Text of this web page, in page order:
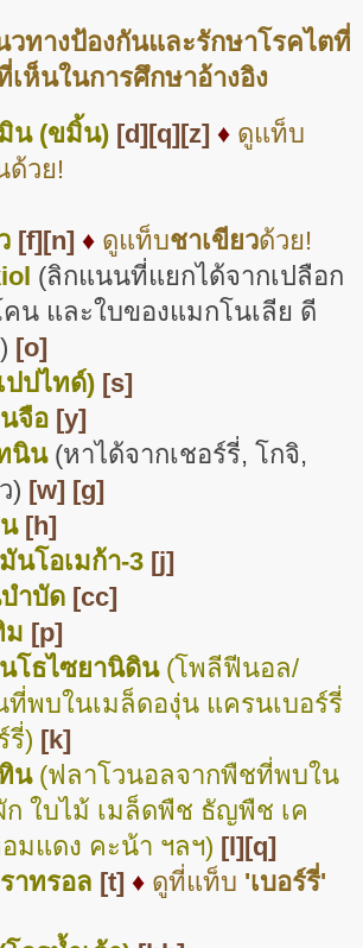
ทางป้องกันและรักษาโรคไตที่
เห็นในการศึกษาอ้างอิง
น (ขมิ้น) [d] [q] [z] ♦ ดูแท็บ
ด้วย!
[f] [n] ♦ ดูแท็บชาเขียวด้วย!
(ลิกแนนที่แยกได้จากเปลือก
คน และใบของแมกโนเลีย ดี
[o]
ปปไทด์) [s]
จือ [y]
นิน (หาได้จากเชอร์รี่, โกจิ,
) [w] [g]
[h]
นโอเมก้า-3 [j]
ำบัด [cc]
ม [p]
โธไซยานิดิน(โพลีฟีนอล/
พบในเมล็ดองุ่น แครนเบอร์รี่
รี่) [k]
น (ฟลาโวนอลจากพืชที่พบใน
ก ใบไม้ เมล็ดพืช ธัญพืช เค
มแดง คะน้า ฯลฯ) [l] [q]
ราทรอล [t] ♦ ดูที่แท็บ 'เบอร์รี่'